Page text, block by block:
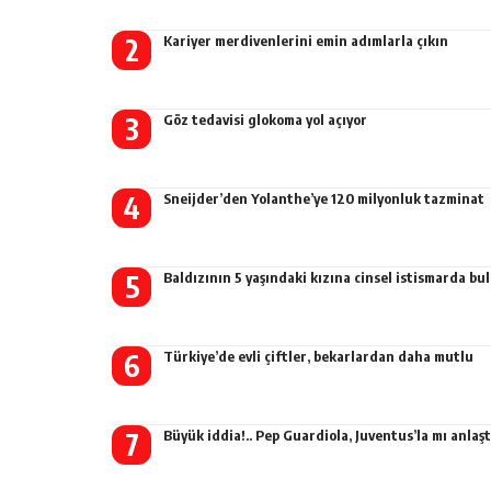
Kariyer merdivenlerini emin adımlarla çıkın
Göz tedavisi glokoma yol açıyor
Sneijder’den Yolanthe’ye 120 milyonluk tazminat
Baldızının 5 yaşındaki kızına cinsel istismarda
Türkiye’de evli çiftler, bekarlardan daha mutlu
Büyük iddia!.. Pep Guardiola, Juventus’la mı